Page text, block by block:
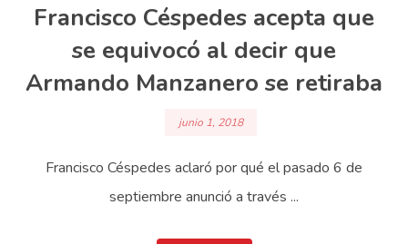
Francisco Céspedes acepta que
se equivocó al decir que
Armando Manzanero se retiraba
junio 1, 2018
Francisco Céspedes aclaró por qué el pasado 6 de
septiembre anunció a través ...